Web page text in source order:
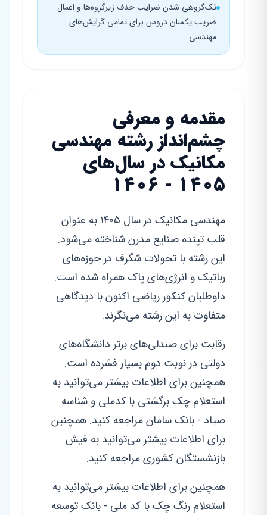
تک‌گروهی شدن ضرایب حذف زیرگروه‌ها و اعمال
ضریب یکسان دروس برای تمامی گرایش‌های
مهندسی
مقدمه و معرفی
چشم‌انداز رشته مهندسی
مکانیک در سال‌های
۱۴۰۵ - ۱۴۰۶
مهندسی مکانیک در سال ۱۴۰۵ به عنوان
قلب تپنده صنایع مدرن شناخته می‌شود.
این رشته با تحولات شگرف در حوزه‌های
رباتیک و انرژی‌های پاک همراه شده است.
داوطلبان کنکور ریاضی اکنون با دیدگاهی
متفاوت به این رشته می‌نگرند.
رقابت برای صندلی‌های برتر دانشگاه‌های
دولتی در نوبت دوم بسیار فشرده است.
همچنین برای اطلاعات بیشتر می‌توانید به
استعلام چک برگشتی با کدملی و شناسه
صیاد - بانک سامان مراجعه کنید. همچنین
برای اطلاعات بیشتر می‌توانید به فیش
بازنشستگان کشوری مراجعه کنید.
همچنین برای اطلاعات بیشتر می‌توانید به
استعلام رنگ چک با کد ملی - بانک توسعه